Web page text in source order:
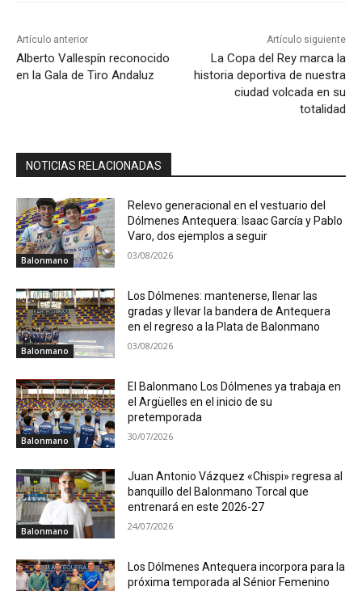
Artículo anterior
Alberto Vallespín reconocido
en la Gala de Tiro Andaluz
Artículo siguiente
La Copa del Rey marca la
historia deportiva de nuestra
ciudad volcada en su
totalidad
NOTICIAS RELACIONADAS
Balonmano
Relevo generacional en el vestuario del
Dólmenes Antequera: Isaac García y Pablo
Varo, dos ejemplos a seguir
03/08/2026
Balonmano
Los Dólmenes: mantenerse, llenar las
gradas y llevar la bandera de Antequera
en el regreso a la Plata de Balonmano
03/08/2026
Balonmano
El Balonmano Los Dólmenes ya trabaja en
el Argüelles en el inicio de su
pretemporada
30/07/2026
Balonmano
Juan Antonio Vázquez «Chispi» regresa al
banquillo del Balonmano Torcal que
entrenará en este 2026-27
24/07/2026
Los Dólmenes Antequera incorpora para la
próxima temporada al Sénior Femenino